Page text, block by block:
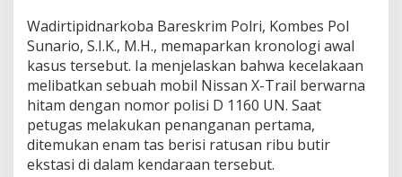
u
g
,
B
a
r
e
s
k
Wadirtipidnarkoba Bareskrim Polri, Kombes Pol
Sunario, S.I.K., M.H., memaparkan kronologi awal
kasus tersebut. Ia menjelaskan bahwa kecelakaan
melibatkan sebuah mobil Nissan X-Trail berwarna
hitam dengan nomor polisi D 1160 UN. Saat
petugas melakukan penanganan pertama,
ditemukan enam tas berisi ratusan ribu butir
ekstasi di dalam kendaraan tersebut.